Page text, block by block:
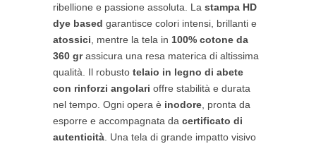
ribellione e passione assoluta. La stampa HD
dye based garantisce colori intensi, brillanti e
atossici, mentre la tela in 100% cotone da
360 grassicura una resa materica di altissima
qualità. Il robusto telaio in legno di abete
con rinforzi angolari offre stabilità e durata
nel tempo. Ogni opera è inodore, pronta da
esporre e accompagnata da certificato di
autenticità. Una tela di grande impatto visivo